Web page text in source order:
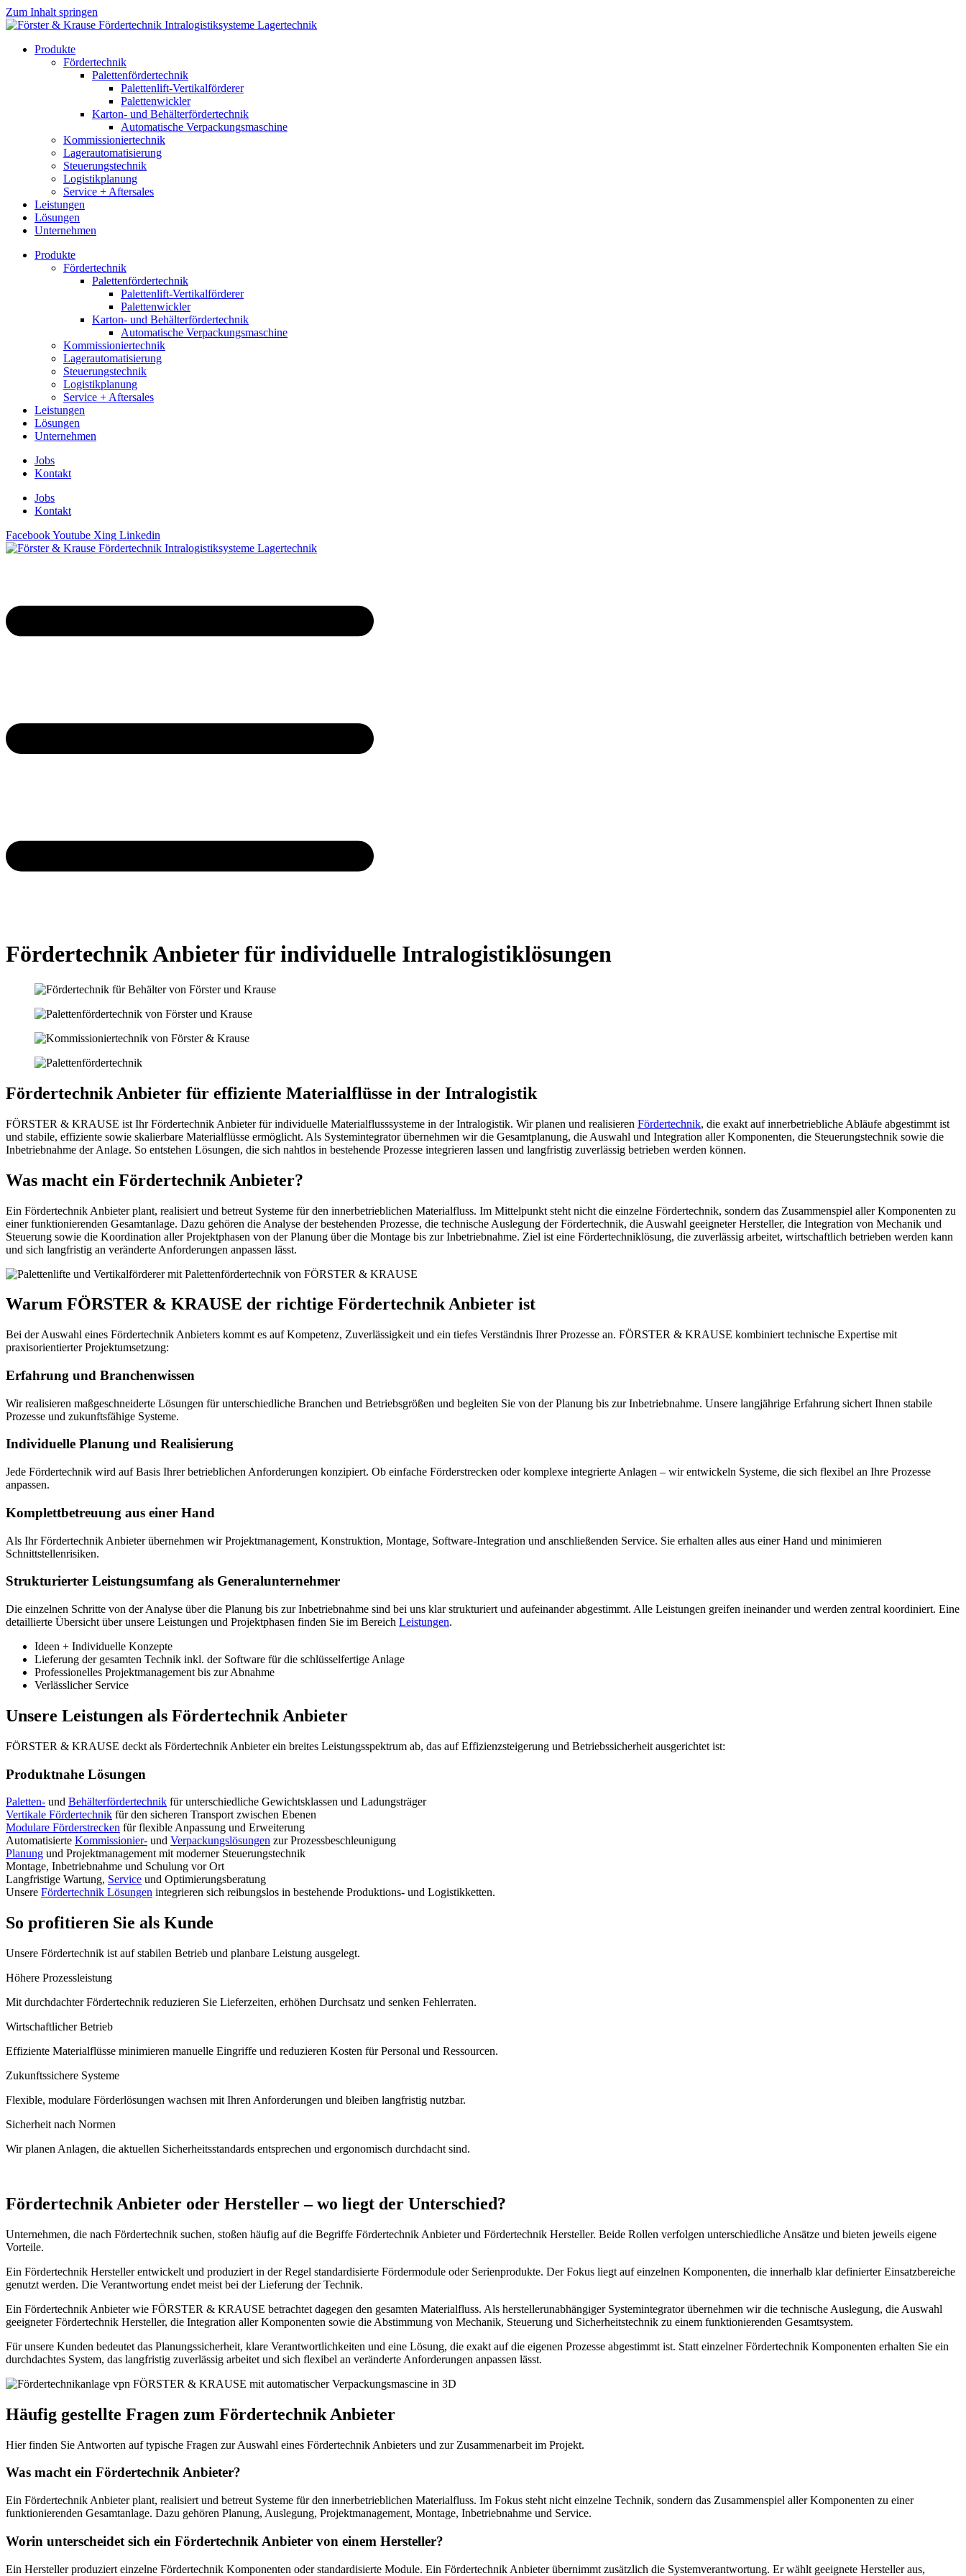
Zum Inhalt springen
Produkte
Fördertechnik
Palettenfördertechnik
Palettenlift-Vertikalförderer
Palettenwickler
Karton- und Behälterfördertechnik
Automatische Verpackungsmaschine
Kommissioniertechnik
Lagerautomatisierung
Steuerungstechnik
Logistikplanung
Service + Aftersales
Leistungen
Lösungen
Unternehmen
Produkte
Fördertechnik
Palettenfördertechnik
Palettenlift-Vertikalförderer
Palettenwickler
Karton- und Behälterfördertechnik
Automatische Verpackungsmaschine
Kommissioniertechnik
Lagerautomatisierung
Steuerungstechnik
Logistikplanung
Service + Aftersales
Leistungen
Lösungen
Unternehmen
Jobs
Kontakt
Jobs
Kontakt
FacebookYoutube Xing Linkedin
Fördertechnik Anbieter für individuelle Intralogistiklösungen
Fördertechnik Anbieter für effiziente Materialflüsse in der Intralogistik
FÖRSTER & KRAUSE ist Ihr Fördertechnik Anbieter für individuelle Materialflusssysteme in der Intralogistik. Wir planen und realisieren Fördertechnik, die exakt auf innerbetriebliche Abläufe abgestimmt ist
und stabile, effiziente sowie skalierbare Materialflüsse ermöglicht. Als Systemintegrator übernehmen wir die Gesamtplanung, die Auswahl und Integration aller Komponenten, die Steuerungstechnik sowie die
Inbetriebnahme der Anlage. So entstehen Lösungen, die sich nahtlos in bestehende Prozesse integrieren lassen und langfristig zuverlässig betrieben werden können.
Was macht ein Fördertechnik Anbieter?
Ein Fördertechnik Anbieter plant, realisiert und betreut Systeme für den innerbetrieblichen Materialfluss. Im Mittelpunkt steht nicht die einzelne Fördertechnik, sondern das Zusammenspiel aller Komponenten zu
einer funktionierenden Gesamtanlage. Dazu gehören die Analyse der bestehenden Prozesse, die technische Auslegung der Fördertechnik, die Auswahl geeigneter Hersteller, die Integration von Mechanik und
Steuerung sowie die Koordination aller Projektphasen von der Planung über die Montage bis zur Inbetriebnahme. Ziel ist eine Fördertechniklösung, die zuverlässig arbeitet, wirtschaftlich betrieben werden kann
und sich langfristig an veränderte Anforderungen anpassen lässt.
Warum FÖRSTER & KRAUSE der richtige Fördertechnik Anbieter ist
Bei der Auswahl eines Fördertechnik Anbieters kommt es auf Kompetenz, Zuverlässigkeit und ein tiefes Verständnis Ihrer Prozesse an. FÖRSTER & KRAUSE kombiniert technische Expertise mit
praxisorientierter Projektumsetzung:
Erfahrung und Branchenwissen
Wir realisieren maßgeschneiderte Lösungen für unterschiedliche Branchen und Betriebsgrößen und begleiten Sie von der Planung bis zur Inbetriebnahme. Unsere langjährige Erfahrung sichert Ihnen stabile
Prozesse und zukunftsfähige Systeme.
Individuelle Planung und Realisierung
Jede Fördertechnik wird auf Basis Ihrer betrieblichen Anforderungen konzipiert. Ob einfache Förderstrecken oder komplexe integrierte Anlagen – wir entwickeln Systeme, die sich flexibel an Ihre Prozesse
anpassen.
Komplettbetreuung aus einer Hand
Als Ihr Fördertechnik Anbieter übernehmen wir Projektmanagement, Konstruktion, Montage, Software-Integration und anschließenden Service. Sie erhalten alles aus einer Hand und minimieren
Schnittstellenrisiken.
Strukturierter Leistungsumfang als Generalunternehmer
Die einzelnen Schritte von der Analyse über die Planung bis zur Inbetriebnahme sind bei uns klar strukturiert und aufeinander abgestimmt. Alle Leistungen greifen ineinander und werden zentral koordiniert. Eine
detaillierte Übersicht über unsere Leistungen und Projektphasen finden Sie im Bereich Leistungen.
Ideen + Individuelle Konzepte
Lieferung der gesamten Technik inkl. der Software für die schlüsselfertige Anlage
Professionelles Projektmanagement bis zur Abnahme
Verlässlicher Service
Unsere Leistungen als Fördertechnik Anbieter
FÖRSTER & KRAUSE deckt als Fördertechnik Anbieter ein breites Leistungsspektrum ab, das auf Effizienzsteigerung und Betriebssicherheit ausgerichtet ist:
Produktnahe Lösungen
Paletten- und Behälterfördertechnik für unterschiedliche Gewichtsklassen und Ladungsträger
Vertikale Fördertechnik für den sicheren Transport zwischen Ebenen
Modulare Förderstrecken für flexible Anpassung und Erweiterung
Automatisierte Kommissionier- und Verpackungslösungen zur Prozessbeschleunigung
Planung und Projektmanagement mit moderner Steuerungstechnik
Montage, Inbetriebnahme und Schulung vor Ort
Langfristige Wartung, Service und Optimierungsberatung
Unsere Fördertechnik Lösungen integrieren sich reibungslos in bestehende Produktions- und Logistikketten.
So profitieren Sie als Kunde
Unsere Fördertechnik ist auf stabilen Betrieb und planbare Leistung ausgelegt.
Höhere Prozessleistung
Mit durchdachter Fördertechnik reduzieren Sie Lieferzeiten, erhöhen Durchsatz und senken Fehlerraten.
Wirtschaftlicher Betrieb
Effiziente Materialflüsse minimieren manuelle Eingriffe und reduzieren Kosten für Personal und Ressourcen.
Zukunftssichere Systeme
Flexible, modulare Förderlösungen wachsen mit Ihren Anforderungen und bleiben langfristig nutzbar.
Sicherheit nach Normen
Wir planen Anlagen, die aktuellen Sicherheitsstandards entsprechen und ergonomisch durchdacht sind.
Fördertechnik Anbieter oder Hersteller – wo liegt der Unterschied?
Unternehmen, die nach Fördertechnik suchen, stoßen häufig auf die Begriffe Fördertechnik Anbieter und Fördertechnik Hersteller. Beide Rollen verfolgen unterschiedliche Ansätze und bieten jeweils eigene
Vorteile.
Ein Fördertechnik Hersteller entwickelt und produziert in der Regel standardisierte Fördermodule oder Serienprodukte. Der Fokus liegt auf einzelnen Komponenten, die innerhalb klar definierter Einsatzbereiche
genutzt werden. Die Verantwortung endet meist bei der Lieferung der Technik.
Ein Fördertechnik Anbieter wie FÖRSTER & KRAUSE betrachtet dagegen den gesamten Materialfluss. Als herstellerunabhängiger Systemintegrator übernehmen wir die technische Auslegung, die Auswahl
geeigneter Fördertechnik Hersteller, die Integration aller Komponenten sowie die Abstimmung von Mechanik, Steuerung und Sicherheitstechnik zu einem funktionierenden Gesamtsystem.
Für unsere Kunden bedeutet das Planungssicherheit, klare Verantwortlichkeiten und eine Lösung, die exakt auf die eigenen Prozesse abgestimmt ist. Statt einzelner Fördertechnik Komponenten erhalten Sie ein
durchdachtes System, das langfristig zuverlässig arbeitet und sich flexibel an veränderte Anforderungen anpassen lässt.
Häufig gestellte Fragen zum Fördertechnik Anbieter
Hier finden Sie Antworten auf typische Fragen zur Auswahl eines Fördertechnik Anbieters und zur Zusammenarbeit im Projekt.
Was macht ein Fördertechnik Anbieter?
Ein Fördertechnik Anbieter plant, realisiert und betreut Systeme für den innerbetrieblichen Materialfluss. Im Fokus steht nicht einzelne Technik, sondern das Zusammenspiel aller Komponenten zu einer
funktionierenden Gesamtanlage. Dazu gehören Planung, Auslegung, Projektmanagement, Montage, Inbetriebnahme und Service.
Worin unterscheidet sich ein Fördertechnik Anbieter von einem Hersteller?
Ein Hersteller produziert einzelne Fördertechnik Komponenten oder standardisierte Module. Ein Fördertechnik Anbieter übernimmt zusätzlich die Systemverantwortung. Er wählt geeignete Hersteller aus,